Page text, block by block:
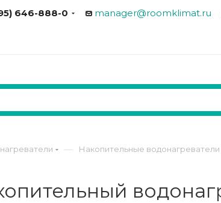
646-888-0 manager@roomklimat.ru
— Накопительные